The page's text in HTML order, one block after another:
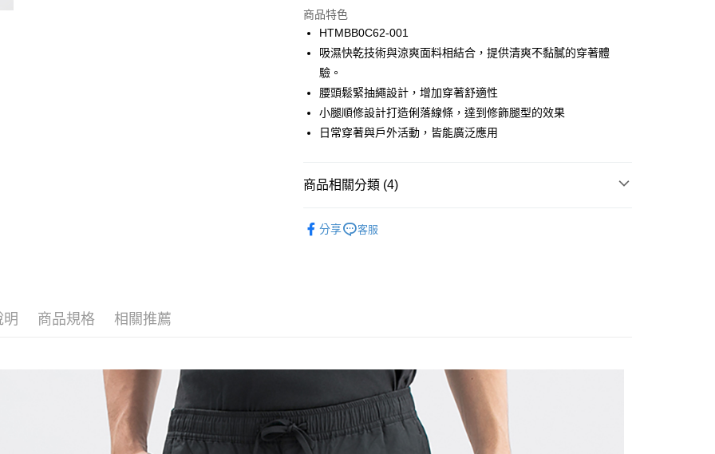
Apple Pay
街口支付
悠遊付
Google Pay
付款後全家取貨
每筆NT$280
貨到付款
商品特色
HTMBB0C62-001
吸濕快乾技術與涼爽面料相結合，提供清爽不黏膩的穿著體
驗。
腰頭鬆緊抽繩設計，增加穿著舒適性
小腿順修設計打造俐落線條，達到修飾腿型的效果
日常穿著與戶外活動，皆能廣泛應用
商品相關分類 (4)
分享 客服
明 商品規格 相關推薦